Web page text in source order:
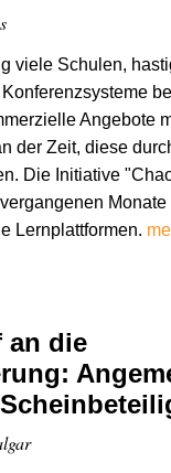
viele Schulen,
Angebote
der Zeit, diese
Die Initiative
Lernplattformen.
an die